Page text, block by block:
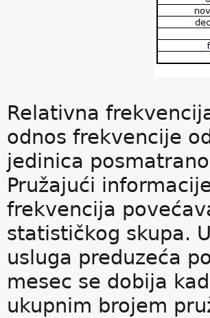
Relativna
odnos frekvencije
jedinica
Pružajući
frekvencija
statističkog skupa.
usluga preduzeća
mesec se dobija
ukupnim brojem